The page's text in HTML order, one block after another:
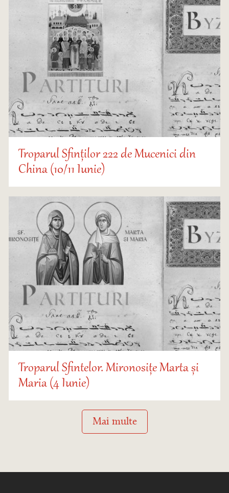
Troparul Sfinților 222 de Mucenici din
China (10/11 Iunie)
Troparul Sfintelor. Mironosițe Marta și
Maria (4 Iunie)
Mai multe